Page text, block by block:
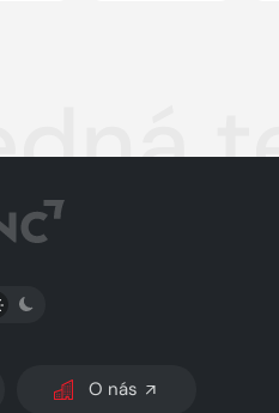
PŘEPNOUT SVĚTLÝ/TMAVÝ REŽIM
O nás